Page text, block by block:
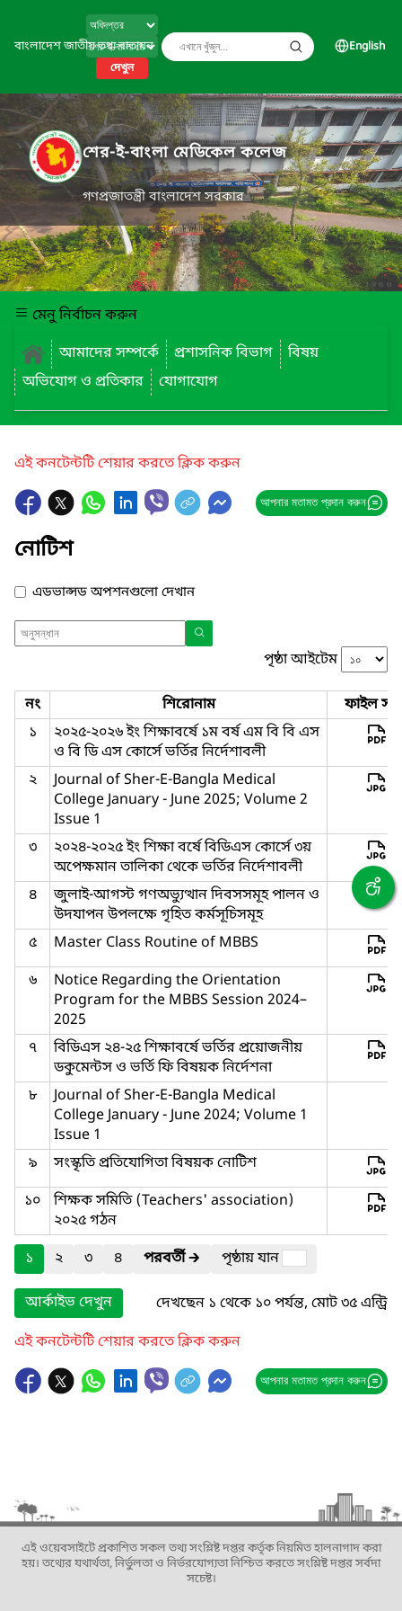
বাংলাদেশ জাতীয় তথ্য বাতায়ন
দেখুন
English
শের-ই-বাংলা মেডিকেল কলেজ
গণপ্রজাতন্ত্রী বাংলাদেশ সরকার
মেনু নির্বাচন করুন
আমাদের সম্পর্কে
প্রশাসনিক বিভাগ
বিষয়
অভিযোগ ও প্রতিকার
যোগাযোগ
এই কনটেন্টটি শেয়ার করতে ক্লিক করুন
আপনার মতামত প্রদান করুন
নোটিশ
এডভান্সড অপশনগুলো দেখান
পৃষ্ঠা আইটেম
নং শিরোনাম
ফাইল
১
২০২৫-২০২৬ ইং শিক্ষাবর্ষে ১ম বর্ষ এম বি বি এস
ও বি ডি এস কোর্সে ভর্তির নির্দেশাবলী
২
Journal of Sher-E-Bangla Medical
College January - June 2025; Volume 2
Issue 1
৩
২০২৪-২০২৫ ইং শিক্ষা বর্ষে বিডিএস কোর্সে ৩য়
অপেক্ষমান তালিকা থেকে ভর্তির নির্দেশাবলী
৪
জুলাই-আগস্ট গণঅভ্যুত্থান দিবসসমূহ পালন ও
উদযাপন উপলক্ষে গৃহিত কর্মসূচিসমূহ
৫
Master Class Routine of MBBS
৬
Notice Regarding the Orientation
Program for the MBBS Session 2024–
2025
৭
বিডিএস ২৪-২৫ শিক্ষাবর্ষে ভর্তির প্রয়োজনীয়
ডকুমেন্টস ও ভর্তি ফি বিষয়ক নির্দেশনা
৮
Journal of Sher-E-Bangla Medical
College January - June 2024; Volume 1
Issue 1
৯
সংস্কৃতি প্রতিযোগিতা বিষয়ক নোটিশ
১০
শিক্ষক সমিতি (Teachers' association)
২০২৫ গঠন
১
২ ৩ ৪ পরবর্তী🡲 পৃষ্ঠায় যান
আর্কাইভ দেখুন
দেখছেন ১ থেকে ১০ পর্যন্ত, মোট ৩৫ এন্ট্রি
এই কনটেন্টটি শেয়ার করতে ক্লিক করুন
আপনার মতামত প্রদান করুন
এই ওয়েবসাইটে প্রকাশিত সকল তথ্য সংশ্লিষ্ট দপ্তর কর্তৃক নিয়মিত হালনাগাদ করা
হয়। তথ্যের যথার্থতা, নির্ভুলতা ও নির্ভরযোগ্যতা নিশ্চিত করতে সংশ্লিষ্ট দপ্তর সর্বদা
সচেষ্ট।